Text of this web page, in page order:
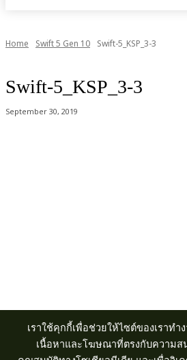
เราใช้คุกกี้เพื่อช่วยให้ไซต์ของเราทำ
เนื้อหาและโฆษณาที่ตรงกับความส
Home Swift 5 Gen 10 Swift-5_KSP_3-3
Swift-5_KSP_3-3
September 30, 2019